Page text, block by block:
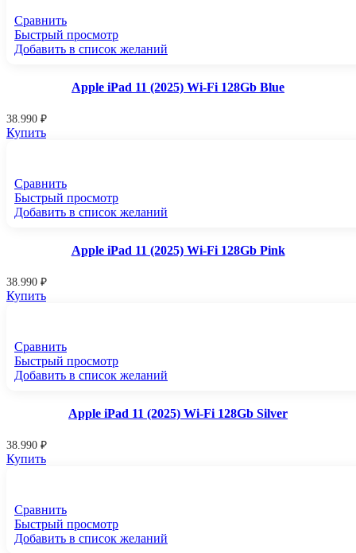
Сравнить
Быстрый просмотр
Добавить в список желаний
Apple iPad 11 (2025) Wi-Fi 128Gb Blue
38.990 ₽
Купить
Сравнить
Быстрый просмотр
Добавить в список желаний
Apple iPad 11 (2025) Wi-Fi 128Gb Pink
38.990 ₽
Купить
Сравнить
Быстрый просмотр
Добавить в список желаний
Apple iPad 11 (2025) Wi-Fi 128Gb Silver
38.990 ₽
Купить
Сравнить
Быстрый просмотр
Добавить в список желаний